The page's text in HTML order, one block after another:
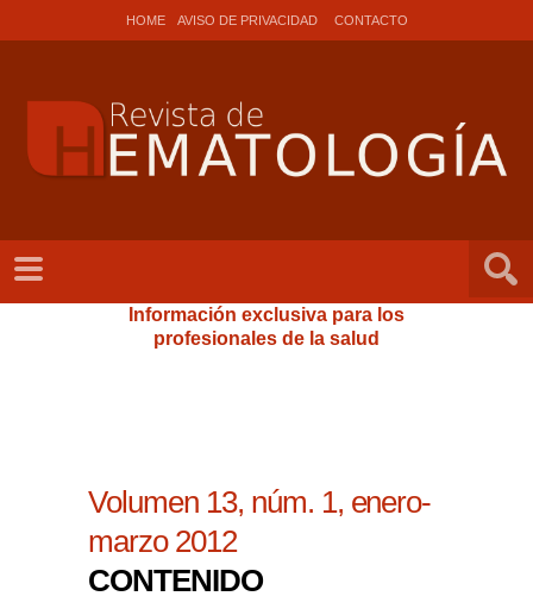
HOME AVISO DE PRIVACIDAD CONTACTO
Información exclusiva para los
profesionales de la salud
Volumen 13, núm. 1, enero-
marzo 2012
CONTENIDO